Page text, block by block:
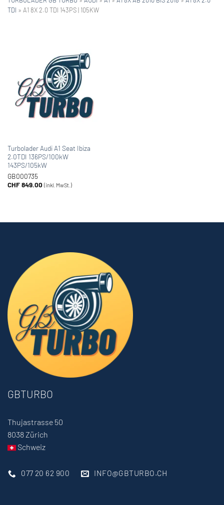
TDI » A1 8X 2.0 TDI 143PS | 105KW
Turbolader Audi A1 Seat Ibiza
2.0TDI 136PS/100kW
143PS/105kW
GB000735
CHF849.00 (inkl. MwSt.)
GBTURBO
Thujastrasse 50
8038 Zürich
Schweiz
077 20 62 900 INFO@GBTURBO.CH